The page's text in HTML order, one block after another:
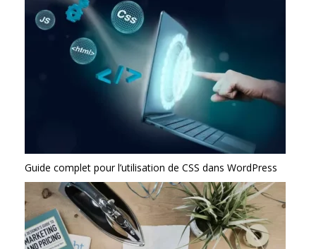
Guide complet pour l’utilisation de CSS dans WordPress